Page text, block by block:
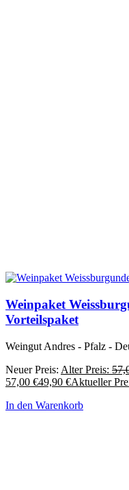
Weinpaket
Vorteilspaket
Weingut Andres - Pfalz -
Neuer Preis: Alter Preis:
57,00 €49,90 €Aktueller
In den Warenkorb